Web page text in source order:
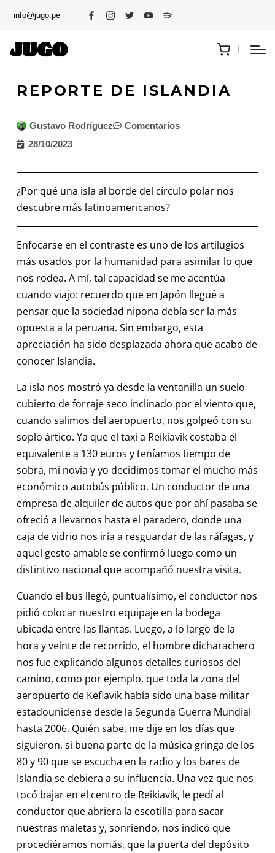
info@jugo.pe
REPORTE DE ISLANDIA
Gustavo Rodríguez
Comentarios
28/10/2023
¿Por qué una isla al borde del círculo polar nos
descubre más latinoamericanos?
Enfocarse en el contraste es uno de los artilugios
más usados por la humanidad para asimilar lo que
nos rodea. A mí, tal capacidad se me acentúa
cuando viajo: recuerdo que en Japón llegué a
pensar que la sociedad nipona debía ser la más
opuesta a la peruana. Sin embargo, esta
apreciación ha sido desplazada ahora que acabo de
conocer Islandia.
La isla nos mostró ya desde la ventanilla un suelo
cubierto de forraje seco inclinado por el viento que,
cuando salimos del aeropuerto, nos golpeó con su
soplo ártico. Ya que el taxi a Reikiavik costaba el
equivalente a 130 euros y teníamos tiempo de
sobra, mi novia y yo decidimos tomar el mucho más
económico autobús público. Un conductor de una
empresa de alquiler de autos que por ahí pasaba se
ofreció a llevarnos hasta el paradero, donde una
caja de vidrio nos iría a resguardar de las ráfagas, y
aquel gesto amable se confirmó luego como un
distintivo nacional que acompañó nuestra visita.
Cuando el bus llegó, puntualísimo, el conductor nos
pidió colocar nuestro equipaje en la bodega
ubicada entre las llantas. Luego, a lo largo de la
hora y veinte de recorrido, el hombre dicharachero
nos fue explicando algunos detalles curiosos del
camino, como por ejemplo, que toda la zona del
aeropuerto de Keflavik había sido una base militar
estadounidense desde la Segunda Guerra Mundial
hasta 2006. Quién sabe, me dije en los días que
siguieron, si buena parte de la música gringa de los
80 y 90 que se escucha en la radio y los bares de
Islandia se debiera a su influencia. Una vez que nos
tocó bajar en el centro de Reikiavik, le pedí al
conductor que abriera la escotilla para sacar
nuestras maletas y, sonriendo, nos indicó que
procediéramos nomás, que la puerta del depósito